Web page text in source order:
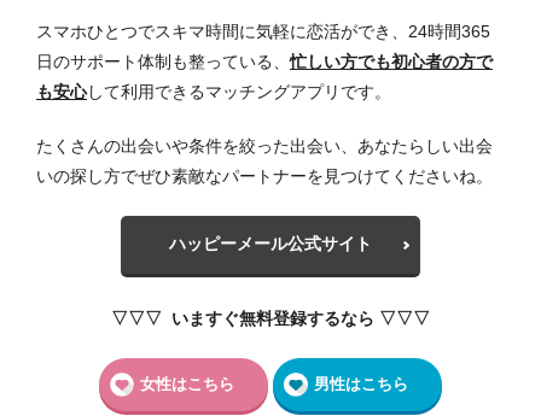
スマホひとつでスキマ時間に気軽に恋活ができ、24時間365
日のサポート体制も整っている、忙しい方でも初心者の方で
も安心して利用できるマッチングアプリです。
たくさんの出会いや条件を絞った出会い、あなたらしい出会
いの探し方でぜひ素敵なパートナーを見つけてくださいね。
ハッピーメール公式サイト
▽▽▽ いますぐ無料登録するなら ▽▽▽
女性はこちら 男性はこちら